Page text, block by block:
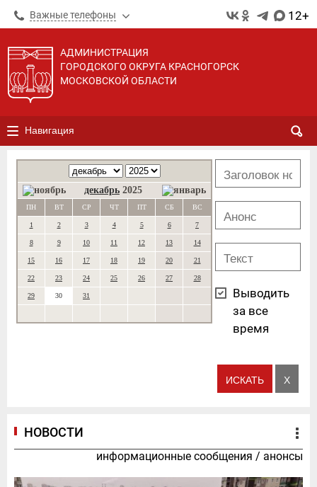
Важные телефоны 12+
АДМИНИСТРАЦИЯ
ГОРОДСКОГО ОКРУГА КРАСНОГОРСК
МОСКОВСКОЙ ОБЛАСТИ
Навигация
декабрь 2025
ПН ВТ СР ЧТ ПТ СБ ВС
1 2 3 4 5 6 7
8 9 10 11 12 13 14
15 16 17 18 19 20 21
22 23 24 25 26 27 28
29 30 31
Выводить
за все
время
НОВОСТИ
информационные сообщения / анонсы